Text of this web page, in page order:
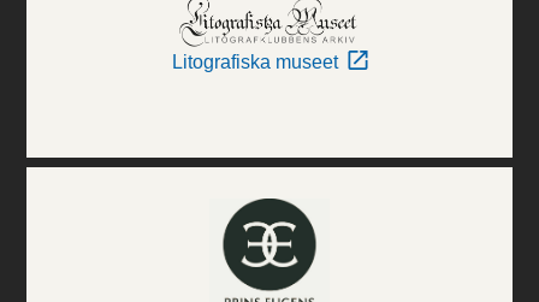
Litografiska museet